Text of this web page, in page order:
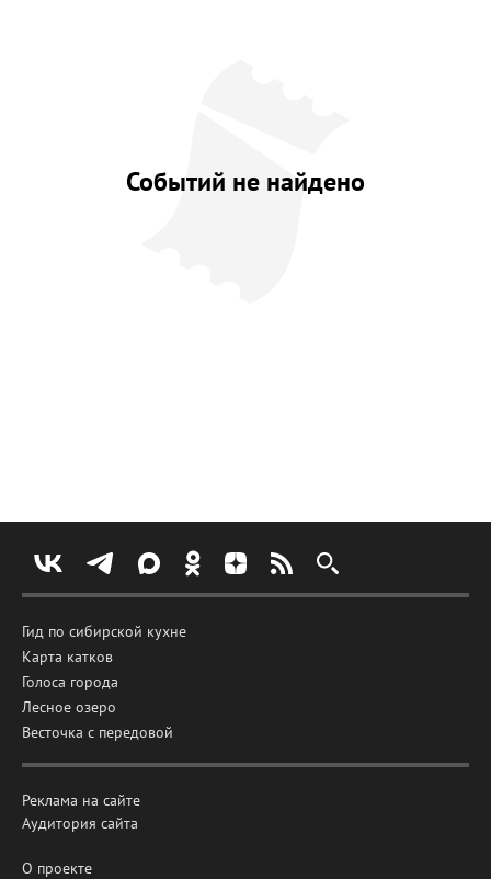
Событий не найдено
Гид по сибирской кухне
Карта катков
Голоса города
Лесное озеро
Весточка с передовой
Реклама на сайте
Аудитория сайта
О проекте